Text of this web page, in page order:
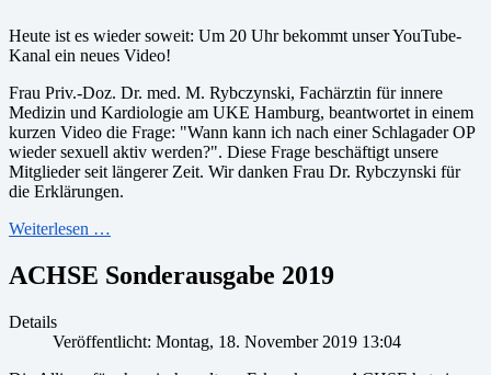
Heute ist es wieder soweit: Um 20 Uhr bekommt unser YouTube-
Kanal ein neues Video!
Frau Priv.-Doz. Dr. med. M. Rybczynski, Fachärztin für innere
Medizin und Kardiologie am UKE Hamburg, beantwortet in einem
kurzen Video die Frage: "Wann kann ich nach einer Schlagader OP
wieder sexuell aktiv werden?". Diese Frage beschäftigt unsere
Mitglieder seit längerer Zeit. Wir danken Frau Dr. Rybczynski für
die Erklärungen.
Weiterlesen …
ACHSE Sonderausgabe 2019
Details
Veröffentlicht: Montag, 18. November 2019 13:04